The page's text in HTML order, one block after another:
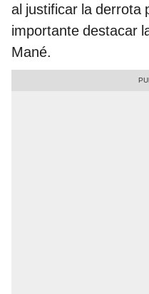
al justificar la derrota
importante destacar
Mané.